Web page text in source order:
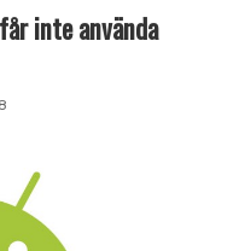
inte använda